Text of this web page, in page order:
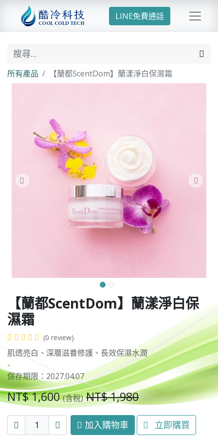
LINE免費通話
所有產品 【蘭都ScentDom】蘭漾淨白保濕霜
【蘭都ScentDom】蘭漾淨白保
濕霜
(0 review)
肌透亮白、深層滋養修護、長效保濕水潤
-
保存期限：2027.04.07
NT$1,600 (含稅) NT$1,980
加入購物車 立即購買